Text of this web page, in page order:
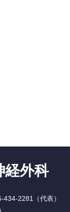
経外科
2281（代表）